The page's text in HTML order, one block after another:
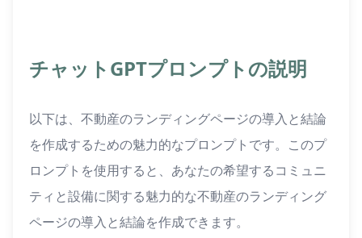
チャットGPTプロンプトの説明
以下は、不動産のランディングページの導入と結論
を作成するための魅力的なプロンプトです。このプ
ロンプトを使用すると、あなたの希望するコミュニ
ティと設備に関する魅力的な不動産のランディング
ページの導入と結論を作成できます。